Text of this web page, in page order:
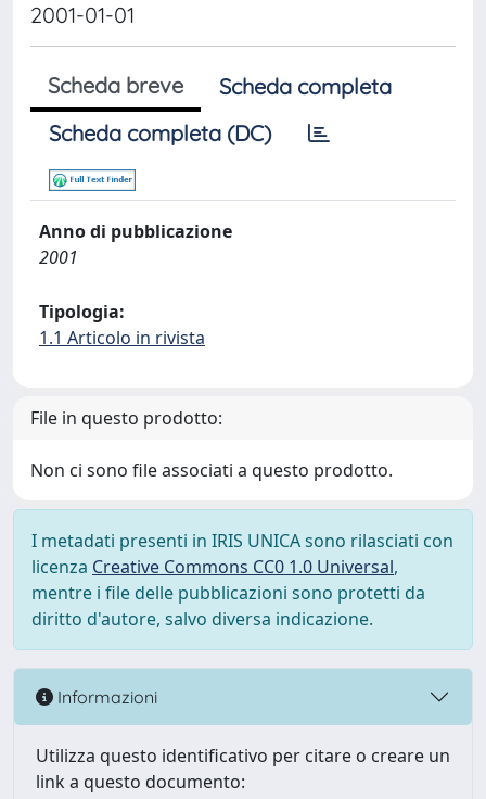
2001-01-01
Scheda breve
Scheda completa
Scheda completa (DC)
Anno di pubblicazione
2001
Tipologia:
1.1 Articolo in rivista
File in questo prodotto:
Non ci sono file associati a questo prodotto.
I metadati presenti in IRIS UNICA sono rilasciati con
licenza Creative Commons CC0 1.0 Universal,
mentre i file delle pubblicazioni sono protetti da
diritto d'autore, salvo diversa indicazione.
Informazioni
Utilizza questo identificativo per citare o creare un
link a questo documento: